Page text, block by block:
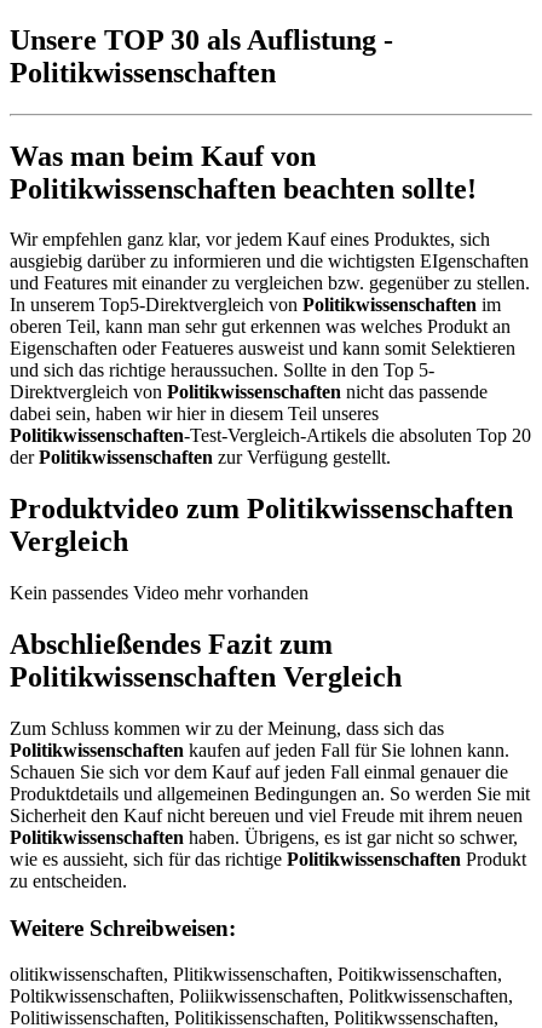
Unsere TOP 30 als Auflistung -
Politikwissenschaften
Was man beim Kauf von
Politikwissenschaften beachten sollte!
Wir empfehlen ganz klar, vor jedem Kauf eines Produktes, sich
ausgiebig darüber zu informieren und die wichtigsten EIgenschaften
und Features mit einander zu vergleichen bzw. gegenüber zu stellen.
In unserem Top5-Direktvergleich von Politikwissenschaften im
oberen Teil, kann man sehr gut erkennen was welches Produkt an
Eigenschaften oder Featueres ausweist und kann somit Selektieren
und sich das richtige heraussuchen. Sollte in den Top 5-
Direktvergleich von Politikwissenschaften nicht das passende
dabei sein, haben wir hier in diesem Teil unseres
Politikwissenschaften-Test-Vergleich-Artikels die absoluten Top 20
derPolitikwissenschaften zur Verfügung gestellt.
Produktvideo zum Politikwissenschaften
Vergleich
Kein passendes Video mehr vorhanden
Abschließendes Fazit zum
Politikwissenschaften Vergleich
Zum Schluss kommen wir zu der Meinung, dass sich das
Politikwissenschaften kaufen auf jeden Fall für Sie lohnen kann.
Schauen Sie sich vor dem Kauf auf jeden Fall einmal genauer die
Produktdetails und allgemeinen Bedingungen an. So werden Sie mit
Sicherheit den Kauf nicht bereuen und viel Freude mit ihrem neuen
Politikwissenschaften haben. Übrigens, es ist gar nicht so schwer,
wie es aussieht, sich für das richtige Politikwissenschaften Produkt
zu entscheiden.
Weitere Schreibweisen:
olitikwissenschaften, Plitikwissenschaften, Poitikwissenschaften, Poltikwissenschaften, Poliikwissenschaften, Politkwissenschaften, Politiwissenschaften, Politikissenschaften, Politikwssenschaften, Politikwisenschaften, Politikwissnschaften, Politikwisseschaften, Politikwissenchaften, Politikwissenshaften, Politikwissenscaften, Politikwissenschften, Politikwissenschaten, Politikwissenschafen, Politikwissenschaftn, Politikwissenschafte, PPolitikwissenschaften, Poolitikwissenschaften, Pollitikwissenschaften, Poliitikwissenschaften, Polittikwissenschaften, Politiikwissenschaften, Politikkwissenschaften, Politikwwissenschaften, Politikwiissenschaften, Politikwisssenschaften, Politikwisseenschaften, Politikwissennschaften, Politikwissensschaften, Politikwissenscchaften, Politikwissenschhaften, Politikwissenschaaften, Politikwissenschafften, Politikwissenschaftten, Politikwissenschafteen, Politikwissenschaftenn, oPlitikwissenschaften, Ploitikwissenschaften, Poiltikwissenschaften, Poltiikwissenschaften, Poliitkwissenschaften, Politkiwissenschaften, Politiwkissenschaften, Politikiwssenschaften, Politikwsisenschaften, Politikwissenschaften, Politikwisesnschaften, Politikwissneschaften, Politikwissesnchaften, Politikwissencshaften, Politikwissenshcaften, Politikwissenscahften, Politikwissenschfaten, Politikwissenschatfen, Politikwissenschafetn, Politikwissenschaftne, Oolitikwissenschaften, Lolitikwissenschaften, öolitikwissenschaften, üolitikwissenschaften, 0olitikwissenschaften, ßolitikwissenschaften, Pilitikwissenschaften, Pklitikwissenschaften, Pllitikwissenschaften, Pplitikwissenschaften, P9litikwissenschaften, P0litikwissenschaften, Popitikwissenschaften, Pooitikwissenschaften, Poiitikwissenschaften, Pokitikwissenschaften, Pomitikwissenschaften, Polutikwissenschaften, Poljtikwissenschaften, Polktikwissenschaften, Polltikwissenschaften, Polotikwissenschaften, Pol8tikwissenschaften, Pol9tikwissenschaften, Polirikwissenschaften, Polifikwissenschaften, Poligikwissenschaften, Polihikwissenschaften, Poliyikwissenschaften, Poli5ikwissenschaften, Poli6ikwissenschaften, Politukwissenschaften, Politjkwissenschaften, Politkkwissenschaften, Politlkwissenschaften, Politokwissenschaften, Polit8kwissenschaften, Polit9kwissenschaften, Politiuwissenschaften, Politijwissenschaften, Politimwissenschaften, Politilwissenschaften, Politiowissenschaften, Politikqissenschaften, Politikaissenschaften, Politiksissenschaften, Politikdissenschaften, Politikeissenschaften, Politik1issenschaften, Politik2issenschaften, Politikwussenschaften, Politikwjssenschaften, Politikwkssenschaften, Politikwlssenschaften, Politikwossenschaften, Politikw8ssenschaften, Politikw9ssenschaften, Politikwiqsenschaften, Politikwiwsenschaften, Politikwiesenschaften, Politikwizsenschaften, Politikwixsenschaften, Politikwicsenschaften, Politikwisqenschaften, Politikwiswenschaften, Politikwiseenschaften, Politikwiszenschaften, Politikwisxenschaften, Politikwiscenschaften, Politikwisswnschaften, Politikwisssnschaften, Politikwissdnschaften, Politikwissfnschaften, Politikwissrnschaften, Politikwiss3nschaften, Politikwiss4nschaften, Politikwisse schaften, Politikwissebschaften, Politikwissegschaften, Politikwissehschaften, Politikwissejschaften, Politikwissemschaften, Politikwissenqchaften, Politikwissenwchaften, Politikwissenechaften, Politikwissenzchaften, Politikwissenxchaften, Politikwissencchaften, Politikwissens haften, Politikwissensxhaften, Politikwissensshaften, Politikwissensdhaften, Politikwissensfhaften, Politikwissensvhaften, Politikwissenscbaften, Politikwissenscgaften, Politikwissensctaften, Politikwissenscyaften, Politikwissenscuaften, Politikwissenscjaften, Politikwissenscmaften, Politikwissenscnaften, Politikwissenschqften, Politikwissenschwften, Politikwissenschzften, Politikwissenschxften, Politikwissenschacten, Politikwissenschadten, Politikwissenschaeten, Politikwissenscharten, Politikwissenschatten, Politikwissenschagten, Politikwissenschabten, Politikwissenschavten, Politikwissenschafren, Politikwissenschaffen, Politikwissenschafgen, Politikwissenschafhen, Politikwissenschafyen, Politikwissenschaf5en, Politikwissenschaf6en, Politikwissenschaftwn, Politikwissenschaftsn, Politikwissenschaftdn, Politikwissenschaftfn, Politikwissenschaftrn, Politikwissenschaft3n, Politikwissenschaft4n, Politikwissenschafte , Politikwissenschafteb, Politikwissenschafteg, Politikwissenschafteh, Politikwissenschaftej, Politikwissenschaftem, OPolitikwissenschaften, POolitikwissenschaften, LPolitikwissenschaften, PLolitikwissenschaften, öPolitikwissenschaften, Pöolitikwissenschaften, üPolitikwissenschaften, Püolitikwissenschaften, 0Politikwissenschaften, P0olitikwissenschaften, ßPolitikwissenschaften, Pßolitikwissenschaften, Piolitikwissenschaften, Poilitikwissenschaften, Pkolitikwissenschaften, Poklitikwissenschaften, Plolitikwissenschaften, Ppolitikwissenschaften, Poplitikwissenschaften, P9olitikwissenschaften, Po9litikwissenschaften, Po0litikwissenschaften, Polpitikwissenschaften, Poloitikwissenschaften, Polkitikwissenschaften, Pomlitikwissenschaften, Polmitikwissenschaften, Poluitikwissenschaften, Poliutikwissenschaften, Poljitikwissenschaften, Polijtikwissenschaften, Poliktikwissenschaften, Poliltikwissenschaften, Poliotikwissenschaften, Pol8itikwissenschaften, Poli8tikwissenschaften, Pol9itikwissenschaften, Poli9tikwissenschaften, Polirtikwissenschaften, Politrikwissenschaften, Poliftikwissenschaften, Politfikwissenschaften, Poligtikwissenschaften, Politgikwissenschaften, Polihtikwissenschaften, Polithikwissenschaften, Poliytikwissenschaften, Polityikwissenschaften, Poli5tikwissenschaften, Polit5ikwissenschaften, Poli6tikwissenschaften, Polit6ikwissenschaften, Polituikwissenschaften, Politiukwissenschaften, Politjikwissenschaften, Politijkwissenschaften, Politkikwissenschaften, Politlikwissenschaften, Politilkwissenschaften, Politoikwissenschaften, Politiokwissenschaften, Polit8ikwissenschaften, Politi8kwissenschaften, Polit9ikwissenschaften, Politi9kwissenschaften, Politikuwissenschaften, Politikjwissenschaften, Politimkwissenschaften, Politikmwissenschaften, Politiklwissenschaften, Politikowissenschaften, Politikqwissenschaften, Politikwqissenschaften, Politikawissenschaften, Politikwaissenschaften, Politikswissenschaften, Politikwsissenschaften, Politikdwissenschaften, Politikwdissenschaften, Politikewissenschaften, Politikweissenschaften, Politik1wissenschaften, Politikw1issenschaften, Politik2wissenschaften, Politikw2issenschaften, Politikwuissenschaften, Politikwiussenschaften, Politikwjissenschaften, Politikwijssenschaften, Politikwkissenschaften, Politikwikssenschaften, Politikwlissenschaften, Politikwilssenschaften, Politikwoissenschaften, Politikwiossenschaften, Politikw8issenschaften, Politikwi8ssenschaften, Politikw9issenschaften, Politikwi9ssenschaften, Politikwiqssenschaften, Politikwisqsenschaften, Politikwiwssenschaften, Politikwiswsenschaften, Politikwiessenschaften, Politikwisesenschaften, Politikwizssenschaften, Politikwiszsenschaften, Politikwixssenschaften, Politikwisxsenschaften, Politikwicssenschaften, Politikwiscsenschaften, Politikwissqenschaften, Politikwisswenschaften, Politikwisszenschaften, Politikwissxenschaften, Politikwisscenschaften, Politikwissewnschaften, Politikwissesnschaften, Politikwissdenschaften, Politikwissednschaften, Politikwissfenschaften, Politikwissefnschaften, Politikwissrenschaften, Politikwissernschaften, Politikwiss3enschaften, Politikwisse3nschaften, Politikwiss4enschaften, Politikwisse4nschaften, Politikwisse nschaften, Politikwissen schaften, Politikwissebnschaften, Politikwissenbschaften, Politikwissegnschaften, Politikwissengschaften, Politikwissehnschaften, Politikwissenhschaften, Politikwissejnschaften, Politikwissenjschaften, Politikwissemnschaften, Politikwissenmschaften, Politikwissenqschaften, Politikwissensqchaften, Politikwissenwschaften, Politikwissenswchaften, Politikwisseneschaften, Politikwissensechaften, Politikwissenzschaften, Politikwissenszchaften, Politikwissenxschaften, Politikwissensxchaften, Politikwissencschaften, Politikwissens chaften, Politikwissensc haften, Politikwissenscxhaften, Politikwissenscshaften, Politikwissensdchaften, Politikwissenscdhaften, Politikwissensfchaften, Politikwissenscfhaften, Politikwissensvchaften, Politikwissenscvhaften, Politikwissenscbhaften, Politikwissenschbaften, Politikwissenscghaften, Politikwissenschgaften, Politikwissenscthaften, Politikwissenschtaften, Politikwissenscyhaften, Politikwissenschyaften, Politikwissenscuhaften, Politikwissenschuaften, Politikwissenscjhaften, Politikwissenschjaften, Politikwissenscmhaften, Politikwissenschmaften, Politikwissenscnhaften, Politikwissenschnaften, Politikwissenschqaften, Politikwissenschaqften, Politikwissenschwaften, Politikwissenschawften, Politikwissenschzaften, Politikwissenschazften, Politikwissenschxaften, Politikwissenschaxften, Politikwissenschacften, Politikwissenschafcten, Politikwissenschadften, Politikwissenschafdten, Politikwissenschaeften, Politikwissenschafeten, Politikwissenscharften, Politikwissenschafrten, Politikwissenschatften, Politikwissenschagften, Politikwissenschafgten, Politikwissenschabften, Politikwissenschafbten, Politikwissenschavften, Politikwissenschafvten, Politikwissenschaftren, Politikwissenschaftfen, Politikwissenschaftgen, Politikwissenschafhten, Politikwissenschafthen, Politikwissenschafyten, Politikwissenschaftyen, Politikwissenschaf5ten, Politikwissenschaft5en, Politikwissenschaf6ten, Politikwissenschaft6en, Politikwissenschaftwen, Politikwissenschaftewn, Politikwissenschaftsen, Politikwissenschaftesn, Politikwissenschaftden, Politikwissenschaftedn, Politikwissenschaftefn, Politikwissenschaftern, Politikwissenschaft3en, Politikwissenschafte3n, Politikwissenschaft4en, Politikwissenschafte4n, Politikwissenschafte n, Politikwissenschaften , Politikwissenschaftebn, Politikwissenschaftenb, Politikwissenschaftegn, Politikwissenschafteng, Politikwissenschaftehn, Politikwissensch